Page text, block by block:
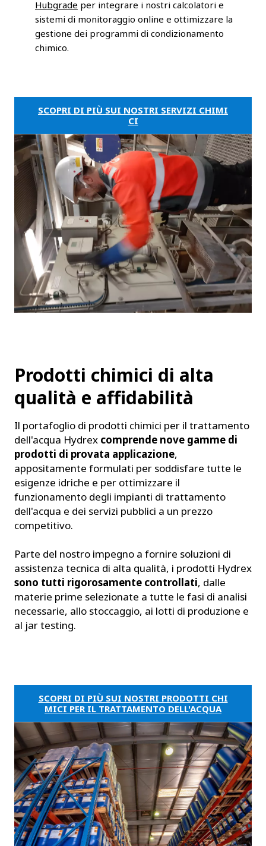
Hubgrade per integrare i nostri calcolatori e
sistemi di monitoraggio online e ottimizzare la
gestione dei programmi di condizionamento
chimico.
SCOPRI DI PIÙ SUI NOSTRI SERVIZI CHIMI
CI
Prodotti chimici di alta
qualità e affidabilità
Il portafoglio di prodotti chimici per il trattamento
dell'acqua Hydrex comprende nove gamme di
prodotti di provata applicazione,
appositamente formulati per soddisfare tutte le
esigenze idriche e per ottimizzare il
funzionamento degli impianti di trattamento
dell'acqua e dei servizi pubblici a un prezzo
competitivo.
Parte del nostro impegno a fornire soluzioni di
assistenza tecnica di alta qualità, i prodotti Hydrex
sono tutti rigorosamente controllati, dalle
materie prime selezionate a tutte le fasi di analisi
necessarie, allo stoccaggio, ai lotti di produzione e
al jar testing.
SCOPRI DI PIÙ SUI NOSTRI PRODOTTI CHI
MICI PER IL TRATTAMENTO DELL'ACQUA